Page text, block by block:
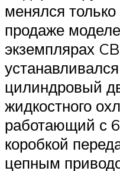
менялся
продаже
экземплярах
цилиндровый
жидкостного
работающий с
коробкой
цепным